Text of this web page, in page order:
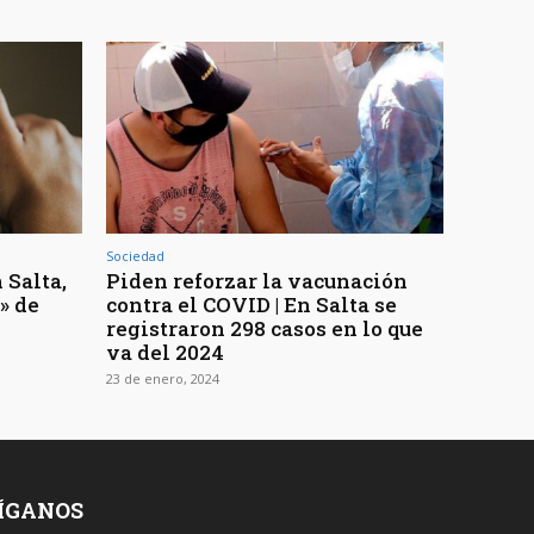
Salta,
de
Sociedad
Piden reforzar la vacunación
contra el COVID | En Salta se
registraron 298 casos en lo que
va del 2024
23 de enero, 2024